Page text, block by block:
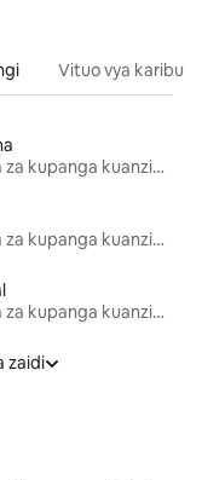
Vituo vya karibu
Nyumba za kupanga kuanzia mwezi mmoja
Nyumba za kupanga kuanzia mwezi mmoja
Nyumba za kupanga kuanzia mwezi mmoja
zaidi